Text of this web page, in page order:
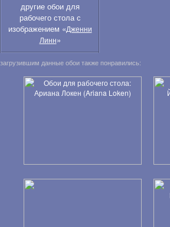
другие обои для
рабочего стола с
изображением «Дженни
Линн»
загрузившим данные обои также понравились: